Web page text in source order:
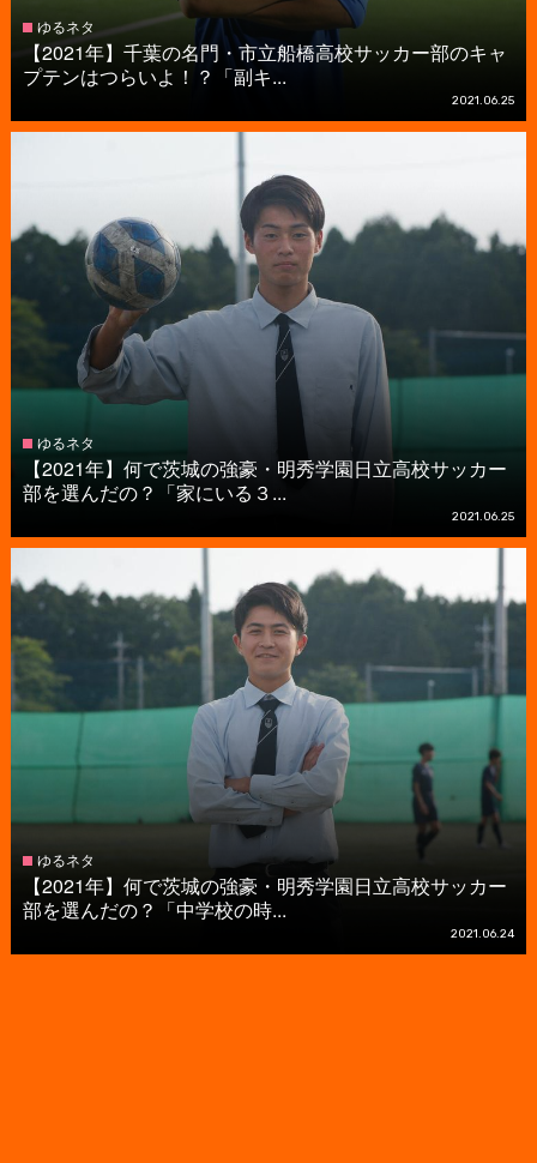
ゆるネタ
【2021年】千葉の名門・市立船橋高校サッカー部のキャ
プテンはつらいよ！？「副キ...
2021.06.25
ゆるネタ
【2021年】何で茨城の強豪・明秀学園日立高校サッカー
部を選んだの？「家にいる３...
2021.06.25
ゆるネタ
【2021年】何で茨城の強豪・明秀学園日立高校サッカー
部を選んだの？「中学校の時...
2021.06.24